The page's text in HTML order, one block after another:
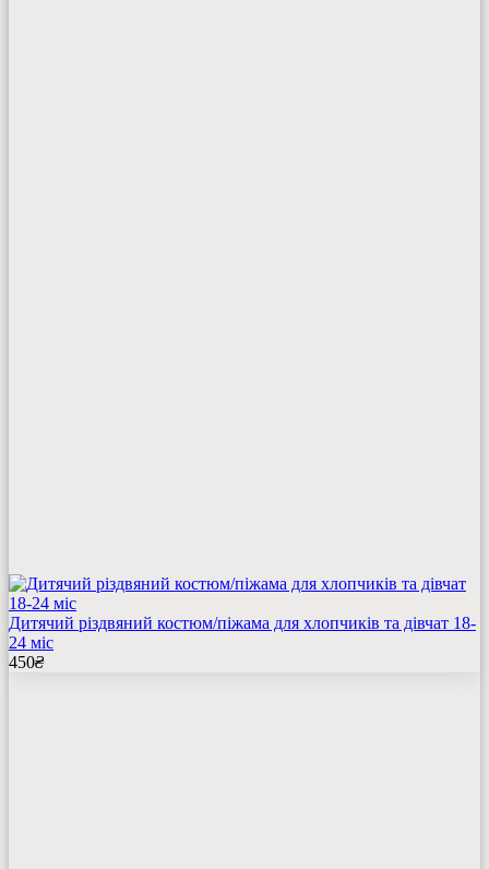
Дитячий різдвяний костюм/піжама для хлопчиків та дівчат 18-
24 міс
450₴